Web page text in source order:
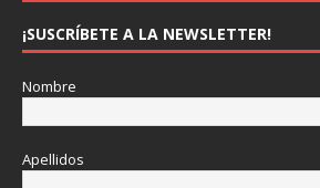
¡SUSCRÍBETE A LA NEWSLETTER!
Nombre
Apellidos